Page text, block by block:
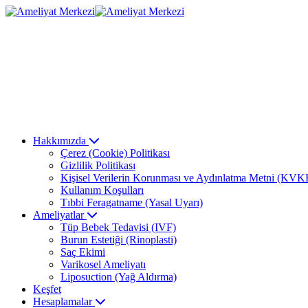
Hakkımızda
Çerez (Cookie) Politikası
Gizlilik Politikası
Kişisel Verilerin Korunması ve Aydınlatma Metni
Kullanım Koşulları
Tıbbi Feragatname (Yasal Uyarı)
Ameliyatlar
Tüp Bebek Tedavisi (IVF)
Burun Estetiği (Rinoplasti)
Saç Ekimi
Varikosel Ameliyatı
Liposuction (Yağ Aldırma)
Keşfet
Hesaplamalar